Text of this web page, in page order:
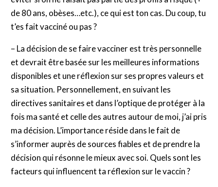
de 80 ans, obèses…etc.), ce qui est ton cas. Du coup, tu
t’es fait vacciné ou pas ?
– La décision de se faire vacciner est très personnelle
et devrait être basée sur les meilleures informations
disponibles et une réflexion sur ses propres valeurs et
sa situation. Personnellement, en suivant les
directives sanitaires et dans l’optique de protéger à la
fois ma santé et celle des autres autour de moi, j’ai pris
ma décision. L’importance réside dans le fait de
s’informer auprès de sources fiables et de prendre la
décision qui résonne le mieux avec soi. Quels sont les
facteurs qui influencent ta réflexion sur le vaccin ?